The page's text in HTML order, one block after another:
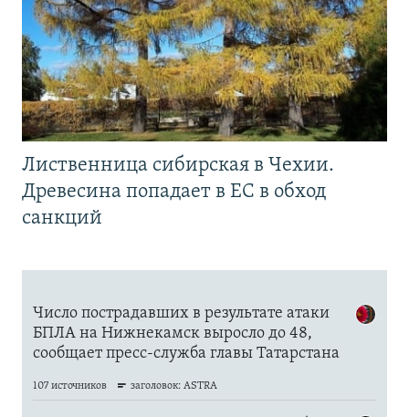
Лиственница сибирская в Чехии.
Древесина попадает в ЕС в обход
санкций